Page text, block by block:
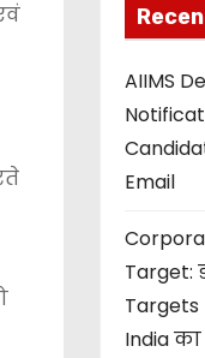
AIIMS
Email
Target:
India